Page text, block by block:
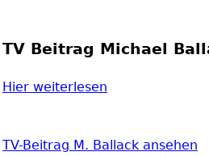
TV Beitrag Michael
Hier weiterlesen
TV-Beitrag M. Ballack ansehen